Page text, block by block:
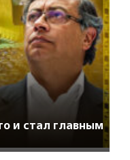
и стал главным